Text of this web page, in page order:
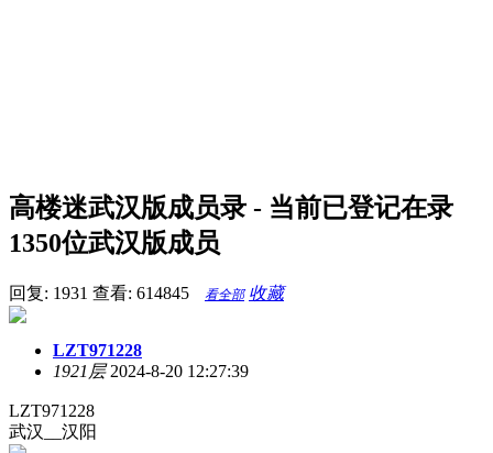
高楼迷武汉版成员录 - 当前已登记在录
1350位武汉版成员
回复: 1931 查看: 614845 看全部 收藏
LZT971228
1921层2024-8-20 12:27:39
LZT971228
武汉__汉阳